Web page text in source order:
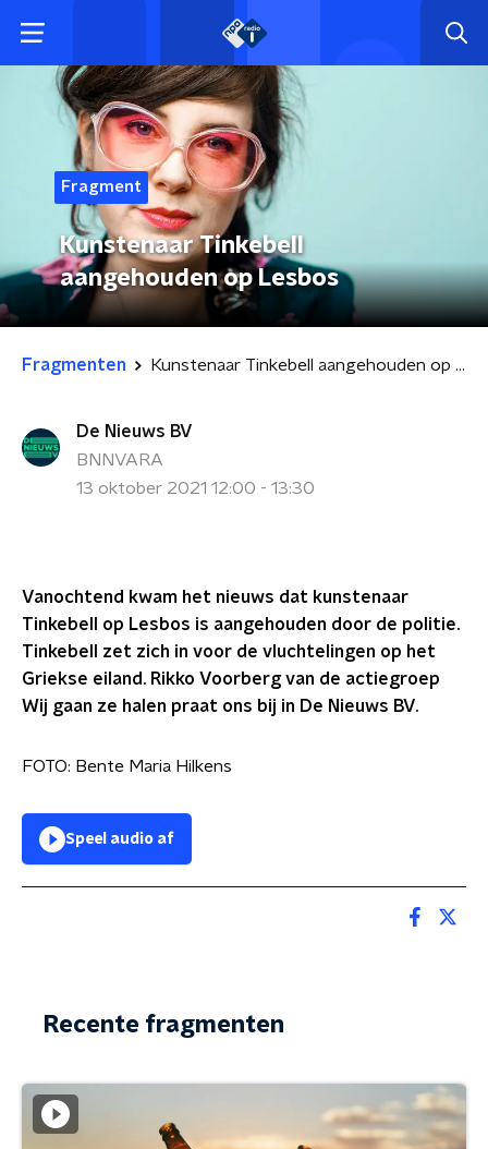
Fragment
Kunstenaar Tinkebell
aangehouden op Lesbos
Fragmenten Kunstenaar Tinkebell aangehouden op Lesbos
De Nieuws BV
BNNVARA
13 oktober 2021 12:00 - 13:30
Vanochtend kwam het nieuws dat kunstenaar
Tinkebell op Lesbos is aangehouden door de politie.
Tinkebell zet zich in voor de vluchtelingen op het
Griekse eiland. Rikko Voorberg van de actiegroep
Wij gaan ze halen praat ons bij in De Nieuws BV.
FOTO: Bente Maria Hilkens
Speel audio af
Recente fragmenten